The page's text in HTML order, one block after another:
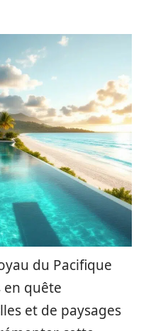
du Pacifique
en quête
et de paysages